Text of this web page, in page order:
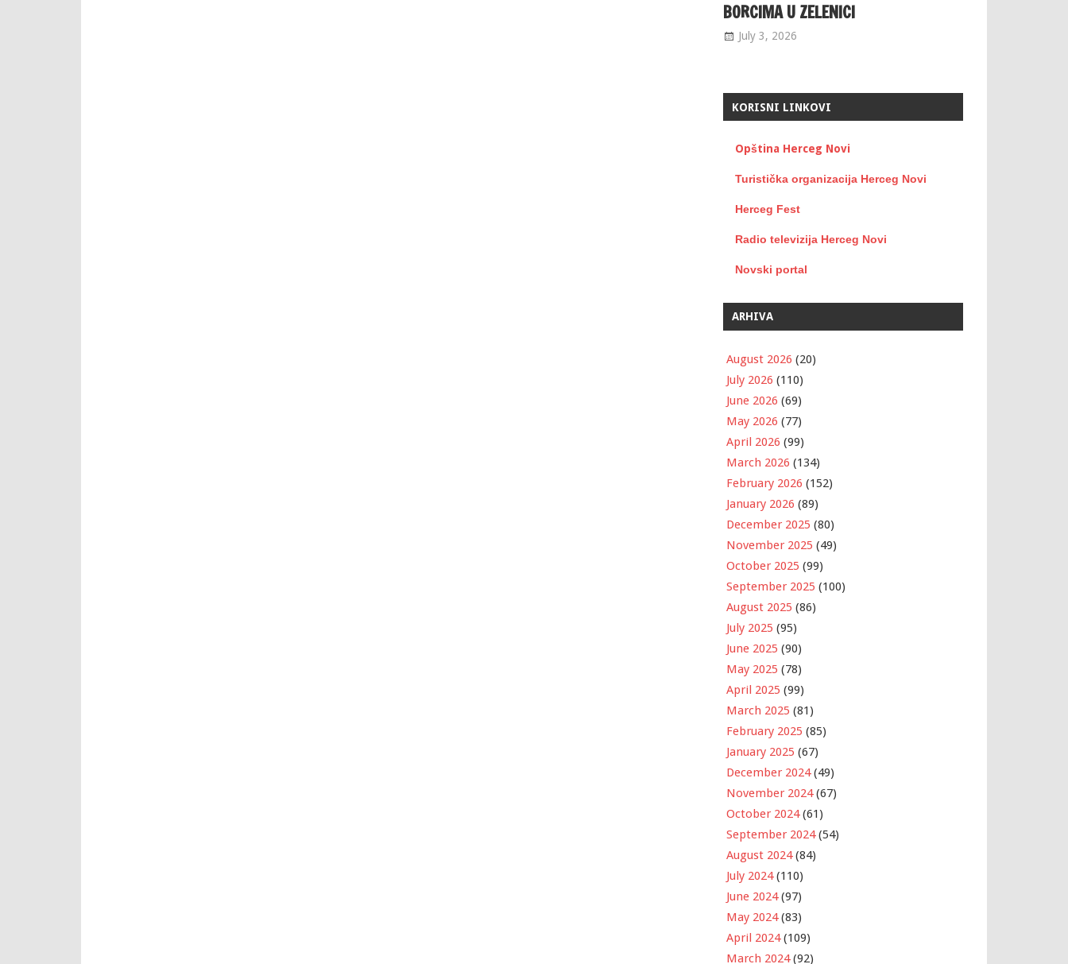
BORCIMA U ZELENICI
July 3, 2026
KORISNI LINKOVI
Opština Herceg Novi
Turistička organizacija Herceg Novi
Herceg Fest
Radio televizija Herceg Novi
Novski portal
ARHIVA
August 2026 (20)
July 2026 (110)
June 2026 (69)
May 2026 (77)
April 2026 (99)
March 2026 (134)
February 2026 (152)
January 2026 (89)
December 2025 (80)
November 2025 (49)
October 2025 (99)
September 2025 (100)
August 2025 (86)
July 2025 (95)
June 2025 (90)
May 2025 (78)
April 2025 (99)
March 2025 (81)
February 2025 (85)
January 2025 (67)
December 2024(49)
November 2024(67)
October 2024(61)
September 2024(54)
August 2024(84)
July 2024(110)
June 2024(97)
May 2024(83)
April 2024(109)
March 2024(92)